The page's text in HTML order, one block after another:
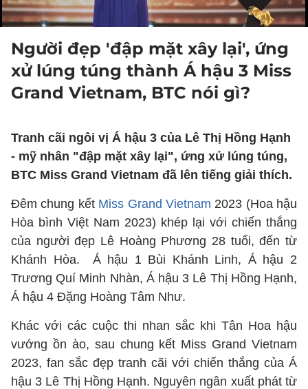
Người đẹp 'đập mặt xây lại', ứng
xử lúng túng thành Á hậu 3 Miss
Grand Vietnam, BTC nói gì?
Tranh cãi ngôi vị Á hậu 3 của Lê Thị Hồng Hạnh
- mỹ nhân "đập mặt xây lại", ứng xử lúng túng,
BTC Miss Grand Vietnam đã lên tiếng giải thích.
Đêm chung kết Miss Grand Vietnam 2023 (Hoa hậu
Hòa bình Việt Nam 2023) khép lại với chiến thắng
của người đẹp Lê Hoàng Phương 28 tuổi, đến từ
Khánh Hòa. Á hậu 1 Bùi Khánh Linh, Á hậu 2
Trương Quí Minh Nhàn, Á hậu 3 Lê Thị Hồng Hạnh,
Á hậu 4 Đặng Hoàng Tâm Như.
Khác với các cuộc thi nhan sắc khi Tân Hoa hậu
vướng ồn ào, sau chung kết Miss Grand Vietnam
2023, fan sắc đẹp tranh cãi với chiến thắng của Á
hậu 3 Lê Thị Hồng Hạnh. Nguyên ngân xuất phát từ